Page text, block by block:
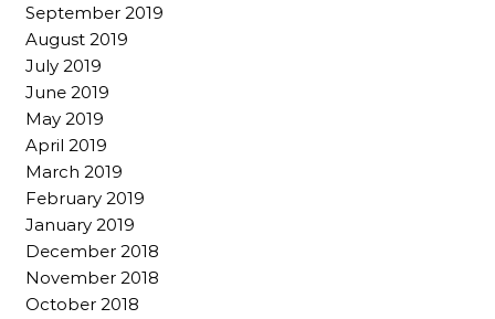
September 2019
August 2019
July 2019
June 2019
May 2019
April 2019
March 2019
February 2019
January 2019
December 2018
November 2018
October 2018